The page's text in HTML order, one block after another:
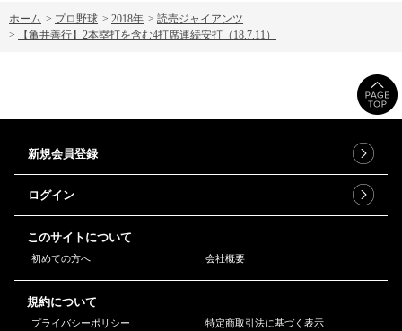
ホーム > プロ野球 > 2018年 > 読売ジャイアンツ
>
【亀井善行】2本塁打を含む4打席連続安打（18.7.11）
新規会員登録
ログイン
このサイトについて
初めての方へ 会社概要
規約について
プライバシーポリシー 特定商取引法に基づく表示